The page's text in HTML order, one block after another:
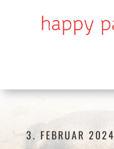
3. FEBRUAR 2024